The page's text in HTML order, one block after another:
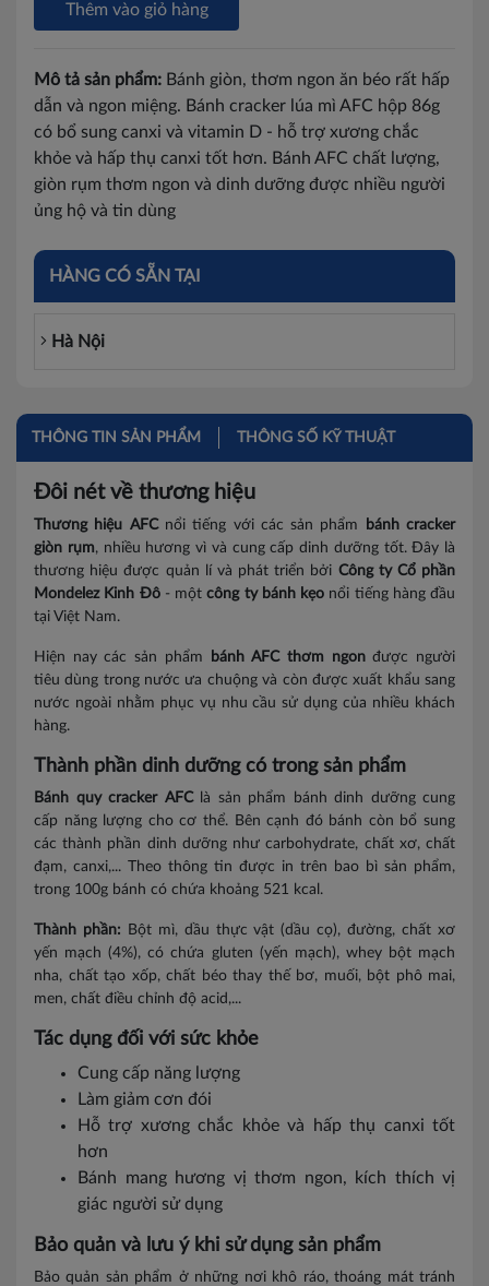
Thêm vào giỏ hàng
Mô tả sản phẩm: Bánh giòn, thơm ngon ăn béo rất hấp
dẫn và ngon miệng. Bánh cracker lúa mì AFC hộp 86g
có bổ sung canxi và vitamin D - hỗ trợ xương chắc
khỏe và hấp thụ canxi tốt hơn. Bánh AFC chất lượng,
giòn rụm thơm ngon và dinh dưỡng được nhiều người
ủng hộ và tin dùng
HÀNG CÓ SẴN TẠI
Hà Nội
THÔNG TIN SẢN PHẨM THÔNG SỐ KỸ THUẬT
Đôi nét về thương hiệu
Thương hiệu AFCnổi tiếng với các sản phẩm
bánh cracker
giòn rụm, nhiều hương vì và cung cấp dinh dưỡng tốt. Đây là
thương hiệu được quản lí và phát triển bởi Công ty Cổ phần
Mondelez Kinh Đô - mộtcông ty bánh kẹo nổi tiếng hàng đầu
tại Việt Nam.
Hiện nay các sản phẩm bánh AFC thơm ngonđược người
tiêu dùng trong nước ưa chuộng và còn được xuất khẩu sang
nước ngoài nhằm phục vụ nhu cầu sử dụng của nhiều khách
hàng.
Thành phần dinh dưỡng có trong sản phẩm
Bánh quy cracker AFClà sản phẩm bánh dinh dưỡng cung
cấp năng lượng cho cơ thể. Bên cạnh đó bánh còn bổ sung
các thành phần dinh dưỡng như carbohydrate, chất xơ, chất
đạm, canxi,... Theo thông tin được in trên bao bì sản phẩm,
trong 100g bánh có chứa khoảng 521 kcal.
Thành phần: Bột mì, dầu thực vật (dầu cọ), đường, chất xơ
yến mạch (4%), có chứa gluten (yến mạch), whey bột mạch
nha, chất tạo xốp, chất béo thay thế bơ, muối, bột phô mai,
men, chất điều chỉnh độ acid,...
Tác dụng đối với sức khỏe
Cung cấp năng lượng
Làm giảm cơn đói
Hỗ trợ xương chắc khỏe và hấp thụ canxi tốt
hơn
Bánh mang hương vị thơm ngon, kích thích vị
giác người sử dụng
Bảo quản và lưu ý khi sử dụng sản phẩm
Bảo quản sản phẩm ở những nơi khô ráo, thoáng mát tránh